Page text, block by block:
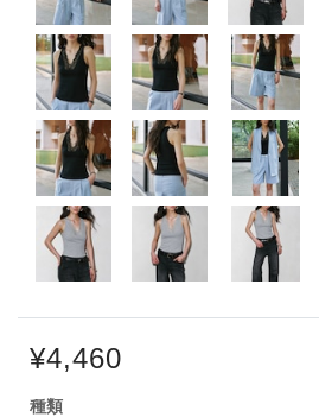
¥4,460
種類